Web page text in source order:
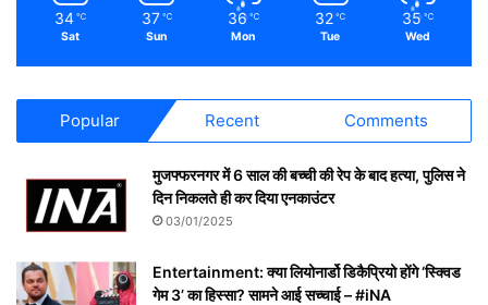
34 ℃
Sat
37 ℃
Sun
36 ℃
Mon
32 ℃
Tue
35 ℃
Wed
Popular Recent Comments
मुजफ्फरनगर में 6 साल की बच्ची की रेप के बाद हत्या, पुलिस ने
दिन निकलते ही कर दिया एनकाउंटर
03/01/2025
Entertainment: क्या लियोनार्डो डिकैप्रियो होंगे ‘स्क्विड
गेम 3’ का हिस्सा? सामने आई सच्चाई – #iNA